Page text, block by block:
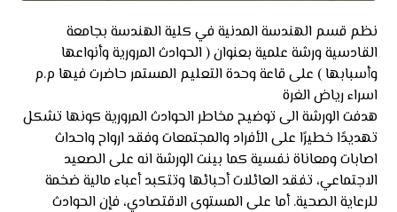
نظم قسم الهندسة المدنية في كلية الهندسة بجامعة
القادسية ورشة علمية بعنوان ( الحوادث المرورية وأنواعها
وأسبابها ) على قاعة وحدة التعليم المستمر حاضرت فيها م.م
اسراء رياض الغرة
هدفت الورشة الى توضيح مخاطر الحوادث المرورية كونها تشكل
تهديدًا خطيرًا على الأفراد والمجتمعات وفقد ارواح واحداث
اصابات ومعاناة نفسية كما بينت الورشة انه على الصعيد
الاجتماعي، تفقد العائلات أحبائها وتتكبد أعباء مالية ضخمة
للرعاية الصحية. أما على المستوى الاقتصادي، فإن الحوادث